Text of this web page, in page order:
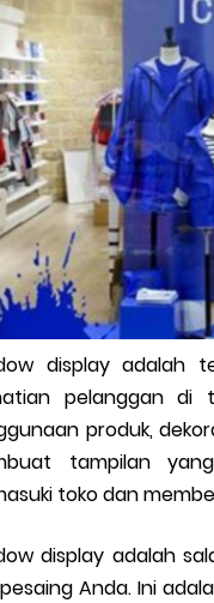
Foto
Cara
Cara
Bitcoin
Pp Wa
Cara
Simpan
Aplikasi
Siap
display adalah
pelanggan di
produk,
tampilan
toko dan
display adalah
Anda. Ini